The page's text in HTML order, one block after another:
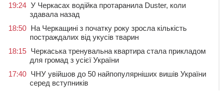
19:24 У Черкасах водійка протаранила Duster, коли
здавала назад
18:50 На Черкащині з початку року зросла кількість
постраждалих від укусів тварин
18:15 Черкаська тренувальна квартира стала прикладом
для громад з усієї України
17:40 ЧНУ увійшов до 50 найпопулярніших вишів України
серед вступників